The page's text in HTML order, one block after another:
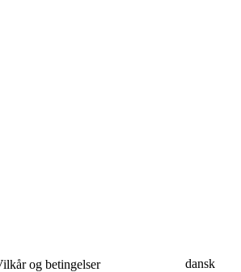
og betingelser
dansk